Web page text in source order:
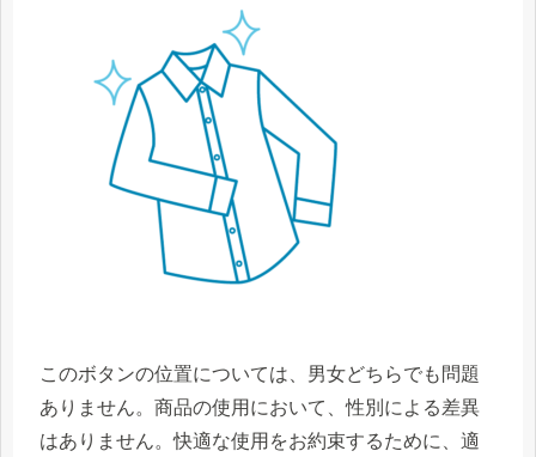
このボタンの位置については、男女どちらでも問題
ありません。商品の使用において、性別による差異
はありません。快適な使用をお約束するために、適